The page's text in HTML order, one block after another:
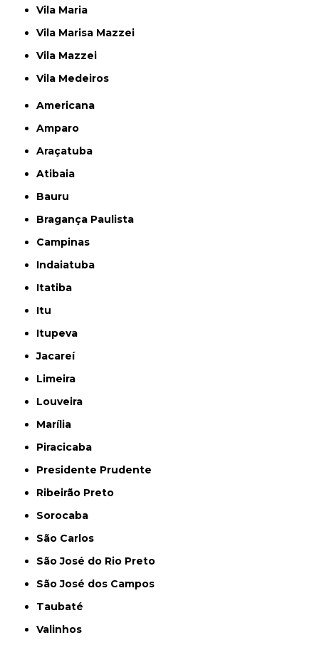
Vila Maria
Vila Marisa Mazzei
Vila Mazzei
Vila Medeiros
Americana
Amparo
Araçatuba
Atibaia
Bauru
Bragança Paulista
Campinas
Indaiatuba
Itatiba
Itu
Itupeva
Jacareí
Limeira
Louveira
Marília
Piracicaba
Presidente Prudente
Ribeirão Preto
Sorocaba
São Carlos
São José do Rio Preto
São José dos Campos
Taubaté
Valinhos